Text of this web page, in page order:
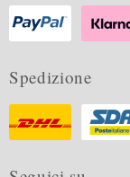
Spedizione